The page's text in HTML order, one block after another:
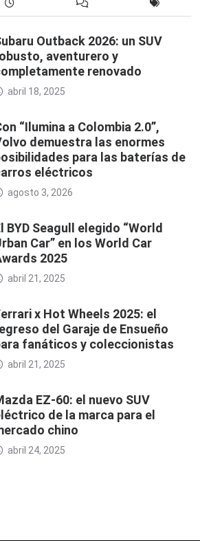
Outback 2026: un SUV
aventurero y
renovado
abril 18, 2025
“Ilumina a Colombia 2.0”,
demuestra las enormes
para las baterías de
eléctricos
agosto 3, 2026
BYD Seagull elegido “World
Car” en los World Car
2025
abril 21, 2025
x Hot Wheels 2025: el
del Garaje de Ensueño
fanáticos y coleccionistas
abril 21, 2025
EZ-60: el nuevo SUV
de la marca para el
chino
abril 24, 2025